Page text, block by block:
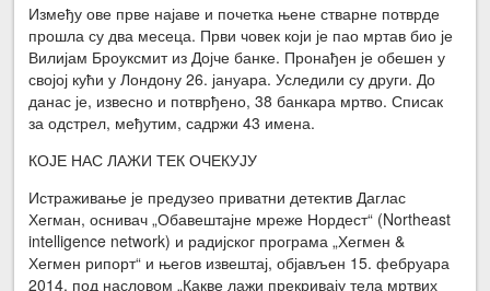
Између ове прве најаве и почетка њене стварне потврде
прошла су два месеца. Први човек који је пао мртав био је
Вилијам Броуксмит из Дојче банке. Пронађен је обешен у
својој кући у Лондону 26. јануара. Уследили су други. До
данас је, извесно и потврђено, 38 банкара мртво. Списак
за одстрел, међутим, садржи 43 имена.
КОЈЕ НАС ЛАЖИ ТЕК ОЧЕКУЈУ
Истраживање је предузео приватни детектив Даглас
Хегман, оснивач „Обавештајне мреже Нордест“ (Northeast
intelligence network) и радијског програма „Хегмен &
Хегмен рипорт“ и његов извештај, објављен 15. фебруара
2014. под насловом „Какве лажи прекривају тела мртвих